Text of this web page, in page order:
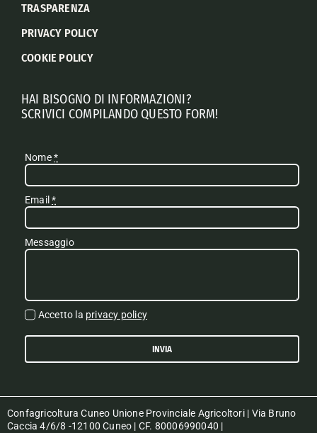
TRASPARENZA
PRIVACY POLICY
COOKIE POLICY
HAI BISOGNO DI INFORMAZIONI?
SCRIVICI COMPILANDO QUESTO FORM!
Nome*
Email*
Messaggio
Accetto la privacy policy
INVIA
Confagricoltura Cuneo Unione Provinciale Agricoltori | Via Bruno
Caccia 4/6/8 -12100 Cuneo | CF. 80006990040 |